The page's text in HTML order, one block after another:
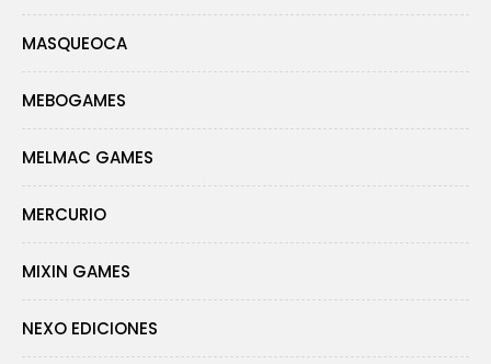
MASQUEOCA
MEBOGAMES
MELMAC GAMES
MERCURIO
MIXIN GAMES
NEXO EDICIONES